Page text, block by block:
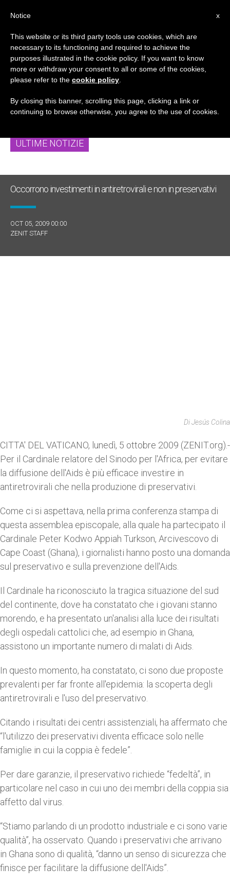
TAG
Posts Tagged
‘preservativo’
ULTIME NOTIZIE
Occorrono investimenti in antiretrovirali e non in preservativi
OCT 05, 2009 00:00
ZENIT STAFF
Di Jesús Colina
CITTA' DEL VATICANO, lunedì, 5 ottobre 2009 (ZENIT.org).-
Per il Cardinale relatore del Sinodo per l'Africa, per evitare
la diffusione dell'Aids è più efficace investire in
antiretrovirali che nella produzione di preservativi.
Come ci si aspettava, nella prima conferenza stampa di
questa assemblea episcopale, alla quale ha partecipato il
Cardinale Peter Kodwo Appiah Turkson, Arcivescovo di
Cape Coast (Ghana), i giornalisti hanno posto una domanda
sul preservativo e sulla prevenzione dell'Aids.
Il Cardinale ha riconosciuto la tragica situazione del sud
del continente, dove ha constatato che i giovani stanno
morendo, e ha presentato un'analisi alla luce dei risultati
degli ospedali cattolici che, ad esempio in Ghana,
assistono un importante numero di malati di Aids.
In questo momento, ha constatato, ci sono due proposte
prevalenti per far fronte all'epidemia: la scoperta degli
antiretrovirali e l'uso del preservativo.
Citando i risultati dei centri assistenziali, ha affermato che
“l'utilizzo dei preservativi diventa efficace solo nelle
famiglie in cui la coppia è fedele”.
Per dare garanzie, il preservativo richiede “fedeltà”, in
particolare nel caso in cui uno dei membri della coppia sia
affetto dal virus.
“Stiamo parlando di un prodotto industriale e ci sono varie
qualità”, ha osservato. Quando i preservativi che arrivano
in Ghana sono di qualità, “danno un senso di sicurezza che
finisce per facilitare la diffusione dell'Aids”.
x
Notice
This website or its third party tools use cookies, which are
necessary to its functioning and required to achieve the
purposes illustrated in the cookie policy. If you want to know
more or withdraw your consent to all or some of the cookies,
please refer to the cookie policy
By closing this banner, scrolling this page, clicking a link or
continuing to browse otherwise, you agree to the use of cookies.